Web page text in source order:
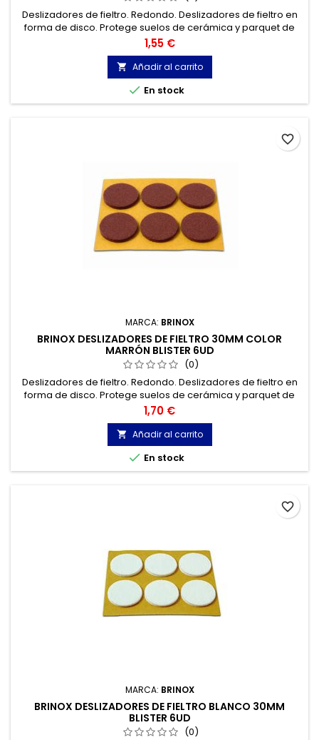
Deslizadores de fieltro. Redondo. Deslizadores de fieltro en
forma de disco. Protege suelos de cerámica y parquet de
las ralladuras provocadas por el movimiento de sillas y
muebles.
Precio
1,55 €
 Añadir al carrito
 En stock
MARCA: BRINOX
BRINOX DESLIZADORES DE FIELTRO 30MM COLOR
MARRÓN BLISTER 6UD
(0)
Deslizadores de fieltro. Redondo. Deslizadores de fieltro en
forma de disco. Protege suelos de cerámica y parquet de
las ralladuras provocadas por el movimiento de sillas y
muebles.
Precio
1,70 €
 Añadir al carrito
 En stock
favorite_border
MARCA: BRINOX
BRINOX DESLIZADORES DE FIELTRO BLANCO 30MM
BLISTER 6UD
(0)
favorite_border